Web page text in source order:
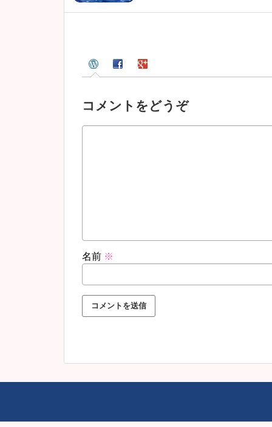
コメントをどうぞ
名前 ※